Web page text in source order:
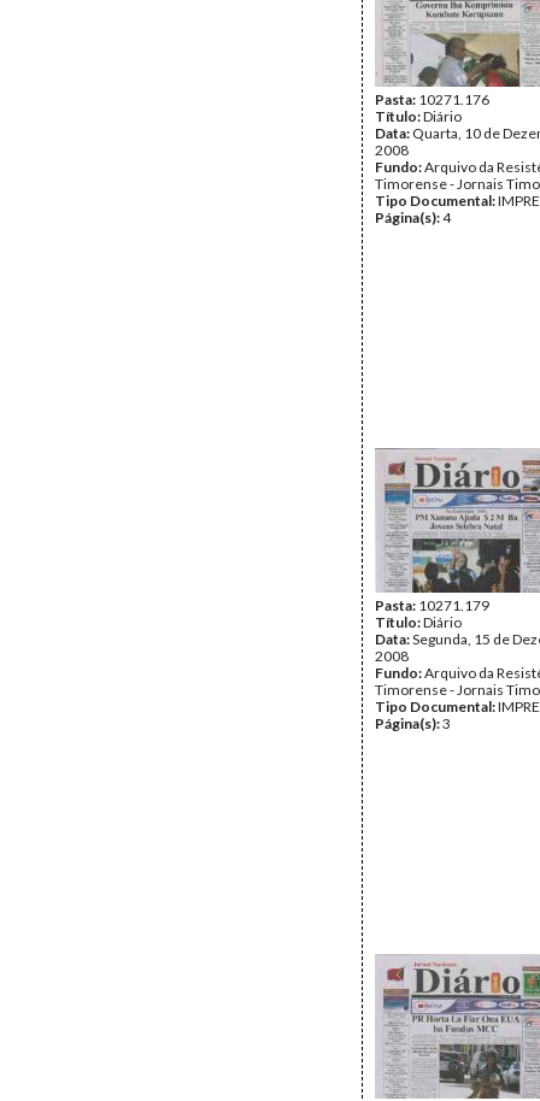
Pasta: 10271.176
Título:Diário
Data: Quarta, 10 de
2008
Fundo:Arquivo da
Timorense - Jornais
Tipo Documental:
Página(s):4
Pasta: 10271.179
Título:Diário
Data:Segunda, 15 de
2008
Fundo:Arquivo da
Timorense - Jornais
Tipo Documental:
Página(s):3